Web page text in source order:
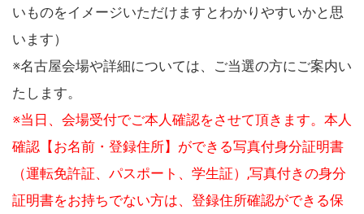
いものをイメージいただけますとわかりやすいかと思
います）
※名古屋会場や詳細については、ご当選の方にご案内い
たします。
※当日、会場受付でご本人確認をさせて頂きます。本人
確認【お名前・登録住所】ができる写真付身分証明書
（運転免許証、パスポート、学生証）,写真付きの身分
証明書をお持ちでない方は、登録住所確認ができる保